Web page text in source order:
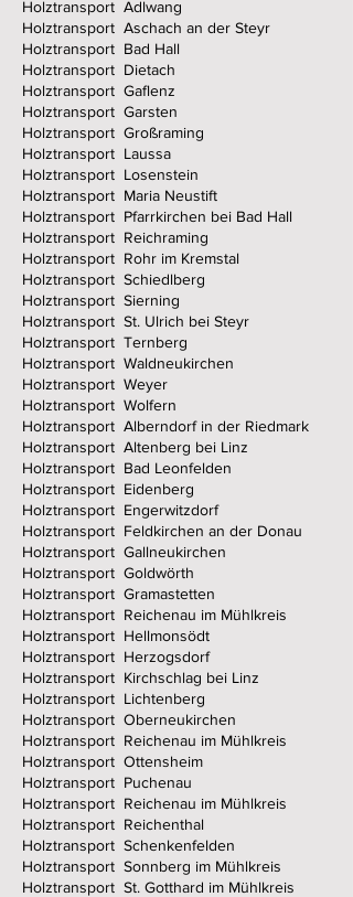
Holztransport Adlwang
Holztransport Aschach an der Steyr
Holztransport Bad Hall
Holztransport Dietach
Holztransport Gaflenz
Holztransport Garsten
Holztransport Großraming
Holztransport Laussa
Holztransport Losenstein
Holztransport Maria Neustift
Holztransport Pfarrkirchen bei Bad Hall
Holztransport Reichraming
Holztransport Rohr im Kremstal
Holztransport Schiedlberg
Holztransport Sierning
Holztransport St. Ulrich bei Steyr
Holztransport Ternberg
Holztransport Waldneukirchen
Holztransport Weyer
Holztransport Wolfern
Holztransport Alberndorf in der Riedmark
Holztransport Altenberg bei Linz
Holztransport Bad Leonfelden
Holztransport Eidenberg
Holztransport Engerwitzdorf
Holztransport Feldkirchen an der Donau
Holztransport Gallneukirchen
Holztransport Goldwörth
Holztransport Gramastetten
Holztransport Reichenau im Mühlkreis
Holztransport Hellmonsödt
Holztransport Herzogsdorf
Holztransport Kirchschlag bei Linz
Holztransport Lichtenberg
Holztransport Oberneukirchen
Holztransport Reichenau im Mühlkreis
Holztransport Ottensheim
Holztransport Puchenau
Holztransport Reichenau im Mühlkreis
Holztransport Reichenthal
Holztransport Schenkenfelden
Holztransport Sonnberg im Mühlkreis
Holztransport St. Gotthard im Mühlkreis